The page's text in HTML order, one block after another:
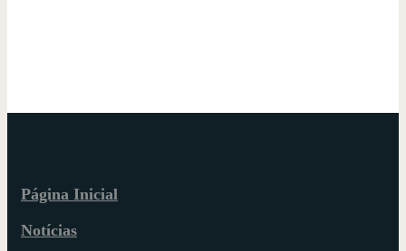
Página Inicial
Notícias